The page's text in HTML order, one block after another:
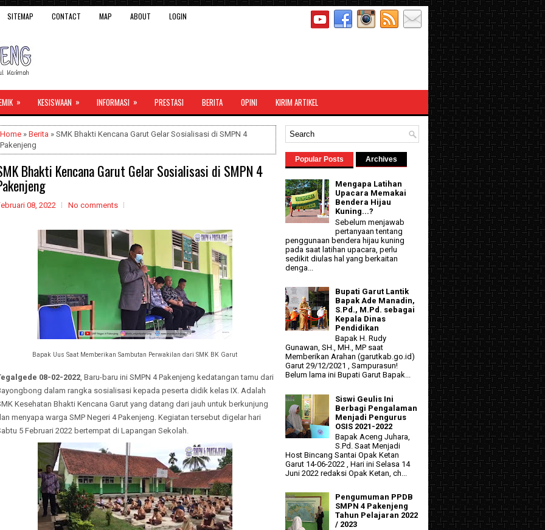
SITEMAP CONTACT MAP ABOUT LOGIN
» KESISWAAN » INFORMASI » PRESTASI BERITA OPINI KIRIM ARTIKEL
Home » Berita » SMK Bhakti Kencana Garut Gelar Sosialisasi di SMPN 4
Pakenjeng
Bhakti Kencana Garut Gelar Sosialisasi di SMPN 4
08, 2022 No comments
Bapak Uus Saat Memberikan Sambutan Perwakilan dari SMK BK Garut
08-02-2022 , Baru-baru ini SMPN 4 Pakenjeng kedatangan tamu dari
dalam rangka sosialisasi kepada peserta didik kelas IX. Adalah
Kesehatan Bhakti Kencana Garut yang datang dari jauh untuk berkunjung
menyapa warga SMP Negeri 4 Pakenjeng. Kegiatan tersebut digelar hari
5 Februari 2022 bertempat di Lapangan Sekolah.
Popular Posts Archives
Mengapa Latihan
Upacara Memakai
Bendera Hijau
Kuning...?
Sebelum menjawab
pertanyaan tentang
penggunaan bendera hijau kuning
pada saat latihan upacara, perlu
sedikit diulas hal yang berkaitan
denga...
Bupati Garut Lantik
Bapak Ade Manadin,
S.Pd., M.Pd. sebagai
Kepala Dinas
Pendidikan
Bapak H. Rudy
Gunawan, SH., MH., MP saat
Memberikan Arahan (garutkab.go.id)
Garut 29/12/2021 , Sampurasun!
Belum lama ini Bupati Garut Bapak...
Siswi Geulis Ini
Berbagi Pengalaman
Menjadi Pengurus
OSIS 2021-2022
Bapak Aceng Juhara,
S.Pd. Saat Menjadi
Host Bincang Santai Opak Ketan
Garut 14-06-2022 , Hari ini Selasa 14
Juni 2022 redaksi Opak Ketan, ch...
Pengumuman PPDB
SMPN 4 Pakenjeng
Tahun Pelajaran 2022
/ 2023